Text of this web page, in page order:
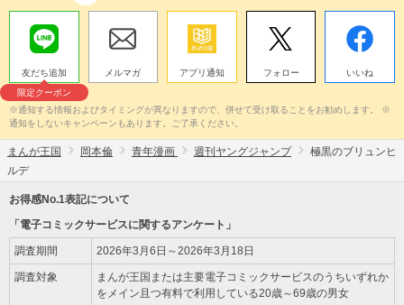
友だち追加
限定クーポン
メルマガ アプリ通知 フォロー いいね
※通知する情報およびタイミングが異なりますので、併せて受け取ることをお勧めします。 ※
通知をしないキャンペーンもあります。ご了承ください。
まんが王国 岡本倫 青年漫画 週刊ヤングジャンプ
極黒のブリュンヒ
ルデ
お得感No.1表記について
「電子コミックサービスに関するアンケート」
調査期間 2026年3月6日～2026年3月18日
調査対象
まんが王国または主要電子コミックサービスのうちいずれか
をメイン且つ有料で利用している20歳～69歳の男女